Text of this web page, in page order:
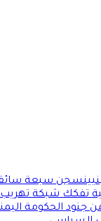
سجن سبعة سائقي
تفكك شبكة تهريب
الحكومة